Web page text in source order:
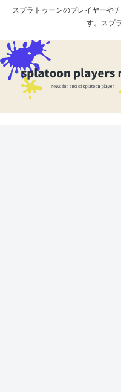
スプラトゥーンのプレイヤーや
す。スプ